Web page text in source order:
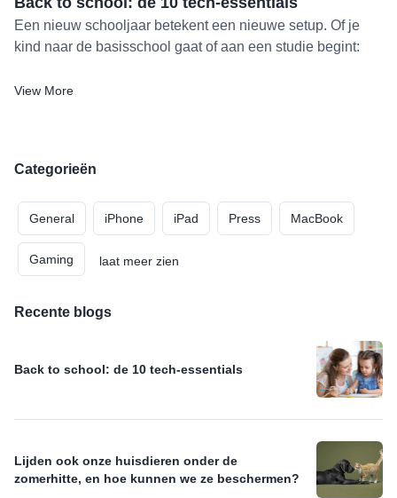
Categorieën
General iPhone iPad Press MacBook
Gaming laat meer zien
Recente blogs
Back to school: de 10 tech-essentials
Lijden ook onze huisdieren onder de
zomerhitte, en hoe kunnen we ze beschermen?
Een nieuw schooljaar betekent een nieuwe setup. Of je
kind naar de basisschool gaat of aan een studie begint:
comfortabeler en een stuk minder stressvol — voor hen en
bovenaan de back-to-schoollijstjes staan, gesorteerd per
checklist gebruiken en het hele schooljaar in één order
regelen.
View More